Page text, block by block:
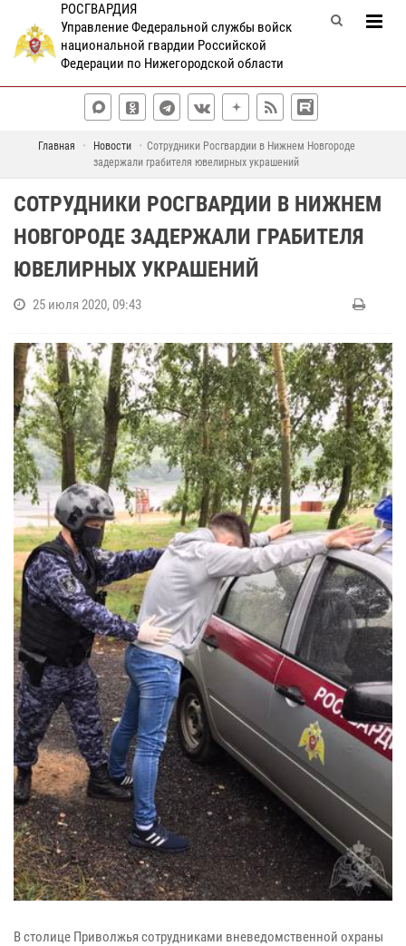
РОСГВАРДИЯ
Управление Федеральной службы войск
национальной гвардии Российской
Федерации по Нижегородской области
Главная Новости
Сотрудники Росгвардии в Нижнем Новгороде
задержали грабителя ювелирных украшений
СОТРУДНИКИ РОСГВАРДИИ В НИЖНЕМ
НОВГОРОДЕ ЗАДЕРЖАЛИ ГРАБИТЕЛЯ
ЮВЕЛИРНЫХ УКРАШЕНИЙ
25 июля 2020, 09:43
В столице Приволжья сотрудниками вневедомственной охраны